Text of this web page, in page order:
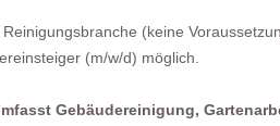
(keine
(m/w/d) möglich.
Gebäudereinigung,